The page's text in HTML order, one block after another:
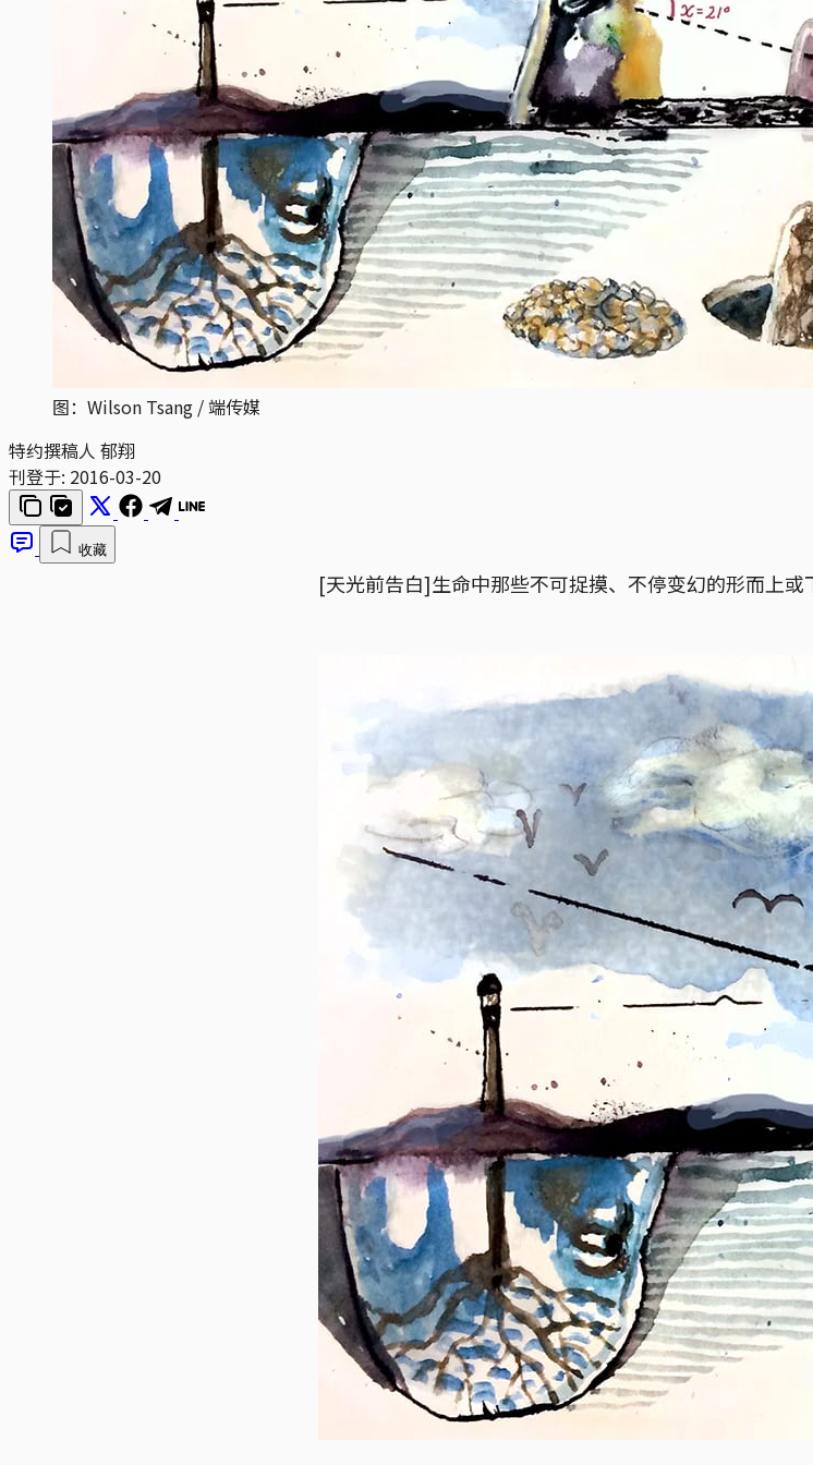
图：Wilson Tsang / 端传媒
特约撰稿人 郁翔
刊登于: 2016-03-20
收藏
[天光前告白]生命中那些不可捉摸、不停变幻的形而上或